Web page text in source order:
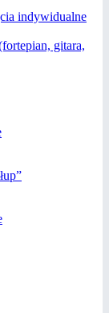
indywidualne
gitara,